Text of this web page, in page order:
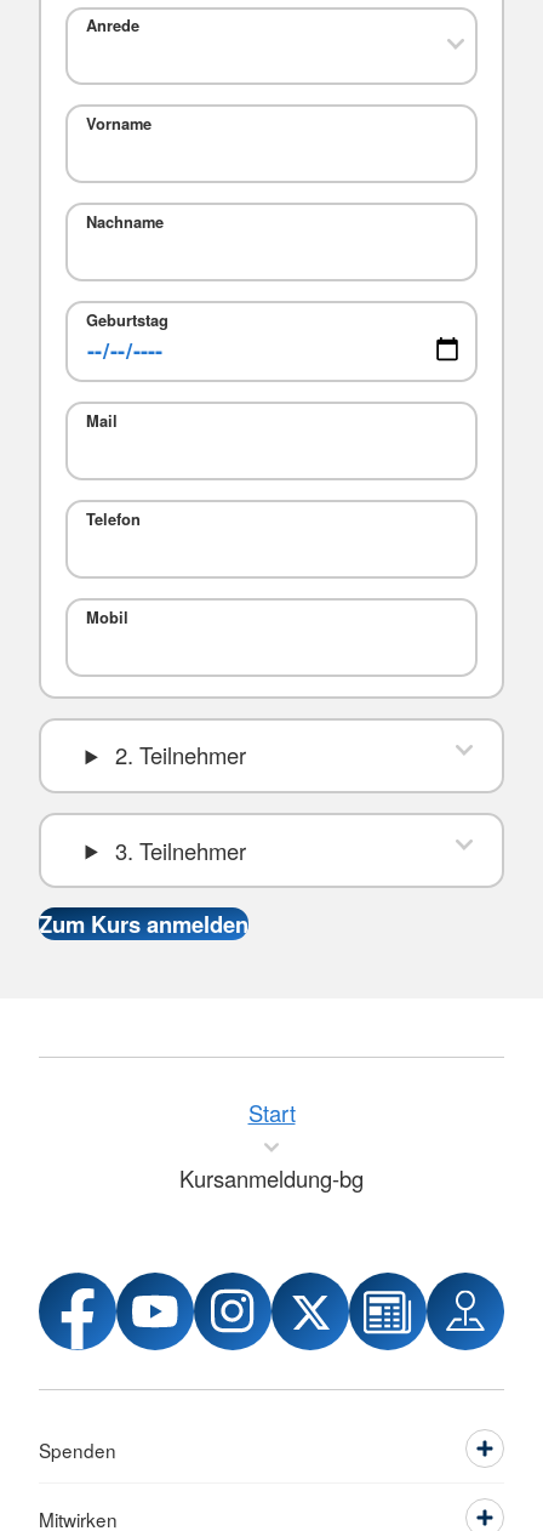
Anrede
Vorname
Nachname
Geburtstag
Mail
Telefon
Mobil
2. Teilnehmer
3. Teilnehmer
Start
Kursanmeldung-bg
Spenden
Mitwirken